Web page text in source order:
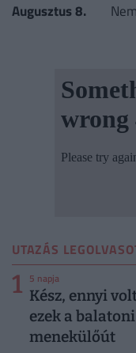
Augusztus 8.
UTAZÁS
1 5 napja
Kész, ennyi
ezek a
menekülőút